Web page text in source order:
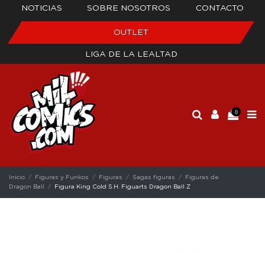
NOTICIAS SOBRE NOSOTROS CONTACTO
OUTLET
LIGA DE LA LEALTAD
0
Inicio Figuras y Funkos Figuras Sagas figuras
Figuras de
Dragon Ball
Figura King Cold S.H. Figuarts Dragon Ball Z